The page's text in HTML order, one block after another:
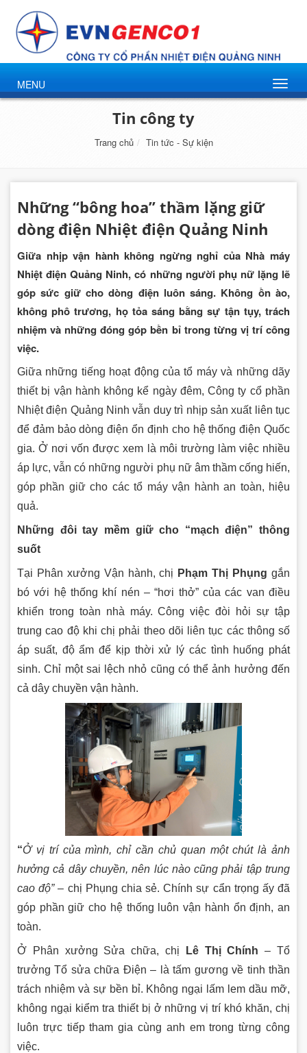
MENU
Tin công ty
Trang chủ Tin tức - Sự kiện
Những “bông hoa” thầm lặng giữ
dòng điện Nhiệt điện Quảng Ninh
Giữa nhịp vận hành không ngừng nghỉ của Nhà máy
Nhiệt điện Quảng Ninh, có những người phụ nữ lặng lẽ
góp sức giữ cho dòng điện luôn sáng. Không ồn ào,
không phô trương, họ tỏa sáng bằng sự tận tụy, trách
nhiệm và những đóng góp bền bỉ trong từng vị trí công
việc.
Giữa những tiếng hoạt động của tổ máy và những dãy
thiết bị vận hành không kể ngày đêm, Công ty cổ phần
Nhiệt điện Quảng Ninh vẫn duy trì nhịp sản xuất liên tục
để đảm bảo dòng điện ổn định cho hệ thống điện Quốc
gia. Ở nơi vốn được xem là môi trường làm việc nhiều
áp lực, vẫn có những người phụ nữ âm thầm cống hiến,
góp phần giữ cho các tổ máy vận hành an toàn, hiệu
quả.
Những đôi tay mềm giữ cho “mạch điện” thông
suốt
Tại Phân xưởng Vận hành, chị Phạm Thị Phụng gắn
bó với hệ thống khí nén – “hơi thở” của các van điều
khiển trong toàn nhà máy. Công việc đòi hỏi sự tập
trung cao độ khi chị phải theo dõi liên tục các thông số
áp suất, độ ẩm để kịp thời xử lý các tình huống phát
sinh. Chỉ một sai lệch nhỏ cũng có thể ảnh hưởng đến
cả dây chuyền vận hành.
“Ở vị trí của mình, chỉ cần chủ quan một chút là ảnh
hưởng cả dây chuyền, nên lúc nào cũng phải tập trung
cao độ”– chị Phụng chia sẻ. Chính sự cẩn trọng ấy đã
góp phần giữ cho hệ thống luôn vận hành ổn định, an
toàn.
Ở Phân xưởng Sửa chữa, chị Lê Thị Chính – Tổ
trưởng Tổ sửa chữa Điện – là tấm gương về tinh thần
trách nhiệm và sự bền bỉ. Không ngại lấm lem dầu mỡ,
không ngại kiểm tra thiết bị ở những vị trí khó khăn, chị
luôn trực tiếp tham gia cùng anh em trong từng công
việc.